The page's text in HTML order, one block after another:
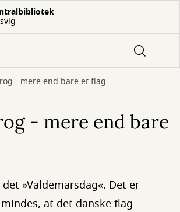
- mere end bare et flag
- mere end bare
»Valdemarsdag«. Det er
at det danske flag